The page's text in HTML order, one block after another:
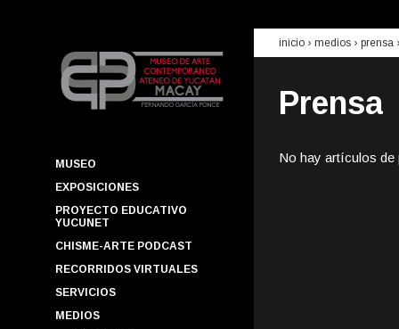
MUSEO
EXPOSICIONES
PROYECTO EDUCATIVO
YUCUNET
CHISME-ARTE PODCAST
RECORRIDOS VIRTUALES
SERVICIOS
MEDIOS
inicio › medios › prensa
Prensa
No hay artículos de